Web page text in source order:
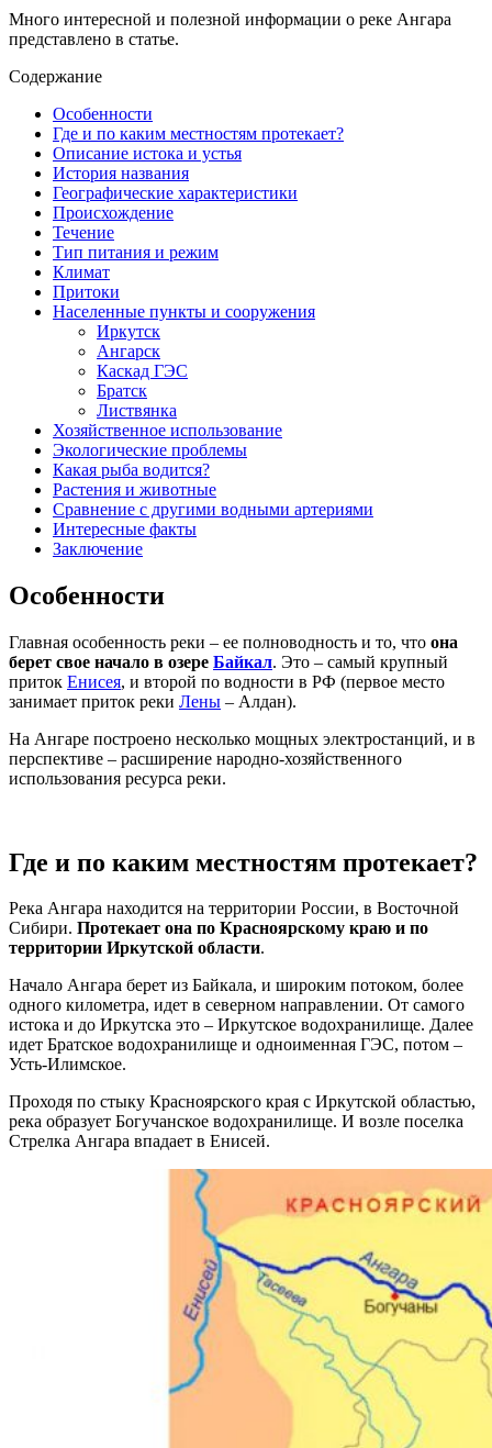
Много интересной и полезной информации о реке Ангара
представлено в статье.
Содержание
Особенности
Где и по каким местностям протекает?
Описание истока и устья
История названия
Географические характеристики
Происхождение
Течение
Тип питания и режим
Климат
Притоки
Населенные пункты и сооружения
Иркутск
Ангарск
Каскад ГЭС
Братск
Листвянка
Хозяйственное использование
Экологические проблемы
Какая рыба водится?
Растения и животные
Сравнение с другими водными артериями
Интересные факты
Заключение
Особенности
Главная особенность реки – ее полноводность и то, что она
берет свое начало в озере Байкал. Это – самый крупный
приток Енисея, и второй по водности в РФ (первое место
занимает приток реки Лены – Алдан).
На Ангаре построено несколько мощных электростанций, и в
перспективе – расширение народно-хозяйственного
использования ресурса реки.
Где и по каким местностям протекает?
Река Ангара находится на территории России, в Восточной
Сибири. Протекает она по Красноярскому краю и по
территории Иркутской области.
Начало Ангара берет из Байкала, и широким потоком, более
одного километра, идет в северном направлении. От самого
истока и до Иркутска это – Иркутское водохранилище. Далее
идет Братское водохранилище и одноименная ГЭС, потом –
Усть-Илимское.
Проходя по стыку Красноярского края с Иркутской областью,
река образует Богучанское водохранилище. И возле поселка
Стрелка Ангара впадает в Енисей.